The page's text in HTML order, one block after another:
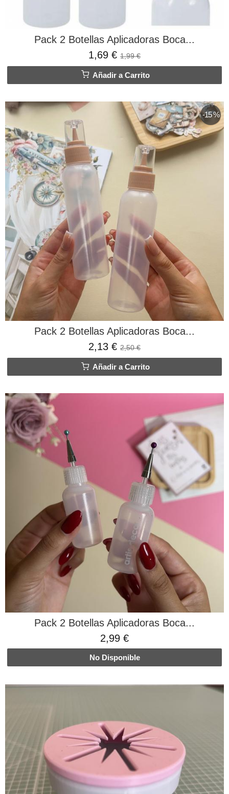
Pack 2 Botellas Aplicadoras Boca...
1,69 € 1,99 €
Añadir a Carrito
-15 %
Pack 2 Botellas Aplicadoras Boca...
2,13 € 2,50 €
Añadir a Carrito
Pack 2 Botellas Aplicadoras Boca...
2,99 €
No Disponible